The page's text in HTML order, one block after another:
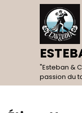
"Esteban &
passion du